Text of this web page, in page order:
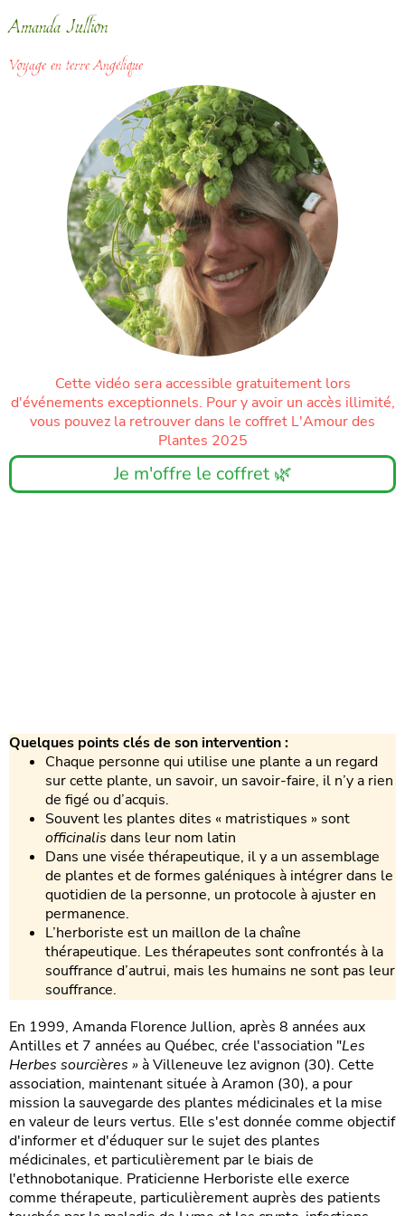
Amanda Jullion
Voyage en terre Angélique
Cette vidéo sera accessible gratuitement lors
d'événements exceptionnels. Pour y avoir un accès illimité,
vous pouvez la retrouver dans le coffret L'Amour des
Plantes 2025
Je m'offre le coffret 🌿
Quelques points clés de son intervention :
Chaque personne qui utilise une plante a un regard
sur cette plante, un savoir, un savoir-faire, il n’y a rien
de figé ou d’acquis.
Souvent les plantes dites « matristiques » sont
officinalis dans leur nom latin
Dans une visée thérapeutique, il y a un assemblage
de plantes et de formes galéniques à intégrer dans le
quotidien de la personne, un protocole à ajuster en
permanence.
L’herboriste est un maillon de la chaîne
thérapeutique. Les thérapeutes sont confrontés à la
souffrance d’autrui, mais les humains ne sont pas leur
souffrance.
En 1999, Amanda Florence Jullion, après 8 années aux
Antilles et 7 années au Québec, crée l'association "Les
Herbes sourcières »à Villeneuve lez avignon (30). Cette
association, maintenant située à Aramon (30), a pour
mission la sauvegarde des plantes médicinales et la mise
en valeur de leurs vertus. Elle s'est donnée comme objectif
d'informer et d'éduquer sur le sujet des plantes
médicinales, et particulièrement par le biais de
l'ethnobotanique. Praticienne Herboriste elle exerce
comme thérapeute, particulièrement auprès des patients